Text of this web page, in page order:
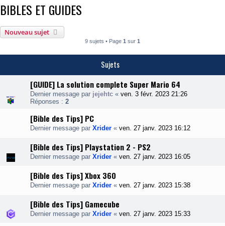
BIBLES ET GUIDES
Nouveau sujet
9 sujets • Page 1 sur 1
Sujets
[GUIDE] La solution complete Super Mario 64
Dernier message par jejehtc « ven. 3 févr. 2023 21:26
Réponses : 2
[Bible des Tips] PC
Dernier message par Xrider « ven. 27 janv. 2023 16:12
[Bible des Tips] Playstation 2 - PS2
Dernier message par Xrider « ven. 27 janv. 2023 16:05
[Bible des Tips] Xbox 360
Dernier message par Xrider « ven. 27 janv. 2023 15:38
[Bible des Tips] Gamecube
Dernier message par Xrider « ven. 27 janv. 2023 15:33